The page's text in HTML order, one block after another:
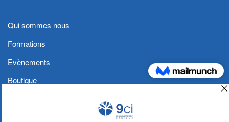
Qui sommes nous
Formations
Evènements
Boutique